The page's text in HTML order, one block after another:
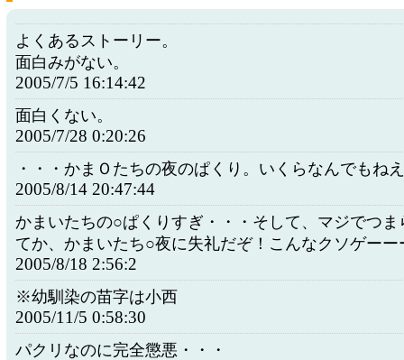
よくあるストーリー。
面白みがない。
2005/7/5 16:14:42
面白くない。
2005/7/28 0:20:26
・・・かまＯたちの夜のぱくり。いくらなんでもね
2005/8/14 20:47:44
かまいたちの○ぱくりすぎ・・・そして、マジでつま
てか、かまいたち○夜に失礼だぞ！こんなクソゲーー
2005/8/18 2:56:2
※幼馴染の苗字は小西
2005/11/5 0:58:30
パクリなのに完全懲悪・・・